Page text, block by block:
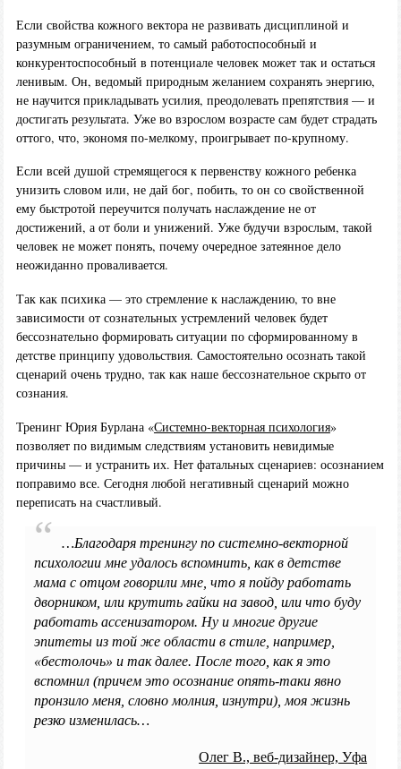
Если свойства кожного вектора не развивать дисциплиной и
разумным ограничением, то самый работоспособный и
конкурентоспособный в потенциале человек может так и остаться
ленивым. Он, ведомый природным желанием сохранять энергию,
не научится прикладывать усилия, преодолевать препятствия — и
достигать результата. Уже во взрослом возрасте сам будет страдать
оттого, что, экономя по-мелкому, проигрывает по-крупному.
Если всей душой стремящегося к первенству кожного ребенка
унизить словом или, не дай бог, побить, то он со свойственной
ему быстротой переучится получать наслаждение не от
достижений, а от боли и унижений. Уже будучи взрослым, такой
человек не может понять, почему очередное затеянное дело
неожиданно проваливается.
Так как психика — это стремление к наслаждению, то вне
зависимости от сознательных устремлений человек будет
бессознательно формировать ситуации по сформированному в
детстве принципу удовольствия. Самостоятельно осознать такой
сценарий очень трудно, так как наше бессознательное скрыто от
сознания.
Тренинг Юрия Бурлана «Системно-векторная психология»
позволяет по видимым следствиям установить невидимые
причины — и устранить их. Нет фатальных сценариев: осознанием
поправимо все. Сегодня любой негативный сценарий можно
переписать на счастливый.
…Благодаря тренингу по системно-векторной
психологии мне удалось вспомнить, как в детстве
мама с отцом говорили мне, что я пойду работать
дворником, или крутить гайки на завод, или что буду
работать ассенизатором. Ну и многие другие
эпитеты из той же области в стиле, например,
«бестолочь» и так далее. После того, как я это
вспомнил (причем это осознание опять-таки явно
пронзило меня, словно молния, изнутри), моя жизнь
резко изменилась…
Олег В., веб-дизайнер, Уфа